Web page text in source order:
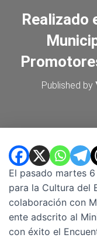
Realizado
Published by
El pasado martes
para la Cultura del
colaboración con
ente adscrito al
con éxito el